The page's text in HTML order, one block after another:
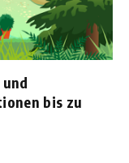
bis zu